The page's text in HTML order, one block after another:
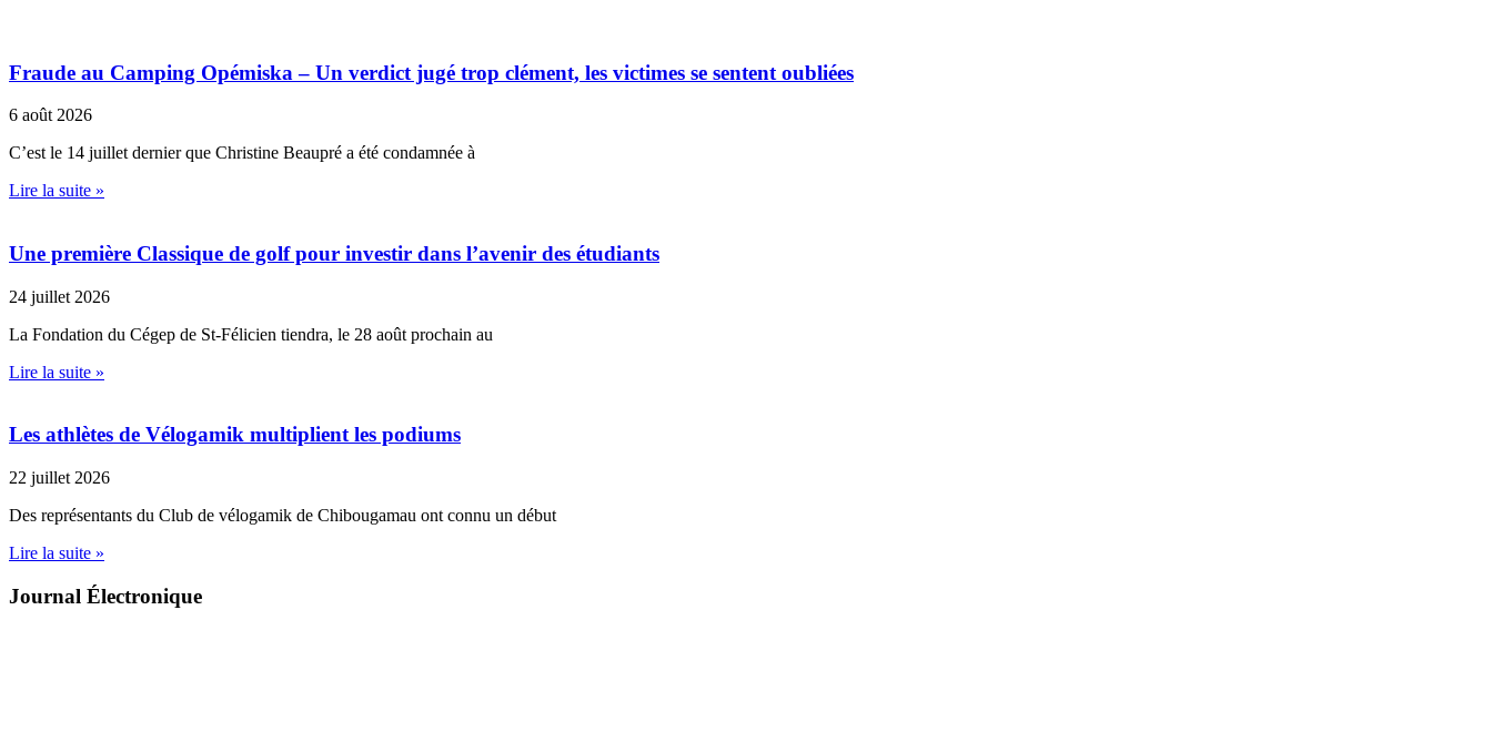
Fraude au Camping Opémiska – Un verdict jugé trop clément, les victimes se sentent oubliées
6 août 2026
C’est le 14 juillet dernier que Christine Beaupré a été condamnée à
Lire la suite »
Une première Classique de golf pour investir dans l’avenir des étudiants
24 juillet 2026
La Fondation du Cégep de St-Félicien tiendra, le 28 août prochain au
Lire la suite »
Les athlètes de Vélogamik multiplient les podiums
22 juillet 2026
Des représentants du Club de vélogamik de Chibougamau ont connu un début
Lire la suite »
Journal Électronique